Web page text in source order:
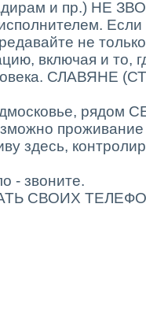
и пр.) НЕ
не
включая и то,
СЛАВЯНЕ
здесь,
- звоните.
СВОИХ